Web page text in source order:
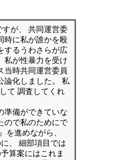
すが、 共同運営委
時に私が誰かを殴
するうわさらが広
私が性暴力を受け
当時共同運営委員
論化しました。 私
て 調査してくれ
準備ができていな
ので私のためにで
を進めながら、
、 細部項目では
算案にはこれま